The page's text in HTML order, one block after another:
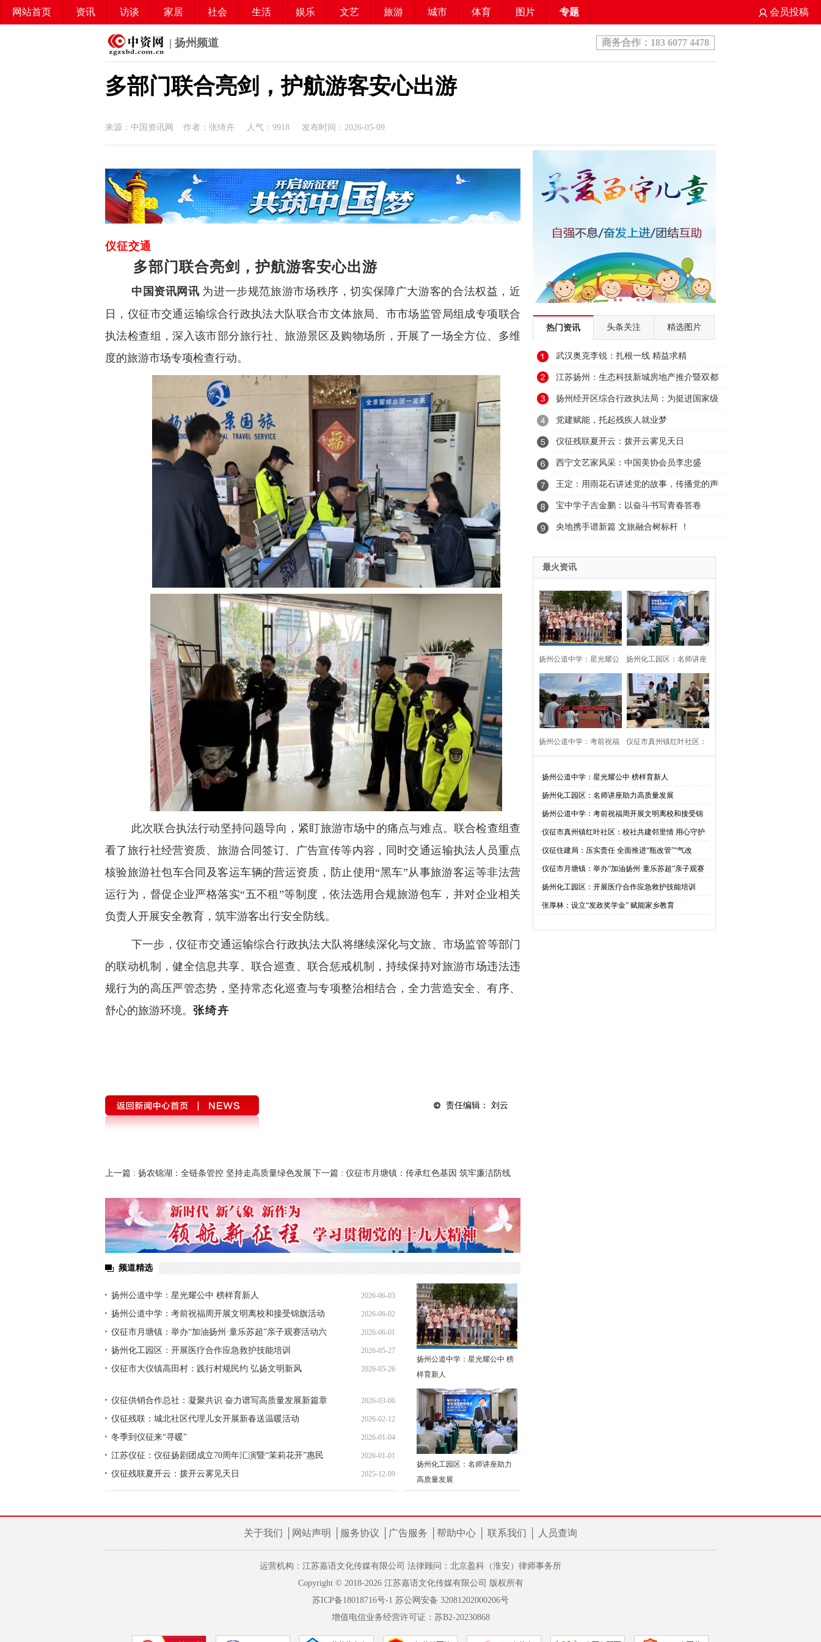
网站首页 资讯 访谈 家居 社会 生活 娱乐 文艺 旅游 城市 体育 图片 专题 会员投稿
| 扬州频道 商务合作：183 6077 4478
多部门联合亮剑，护航游客安心出游
来源：中国资讯网 作者：张绮卉 人气： 9918 发布时间：2026-05-09
仪征交通
多部门联合亮剑，护航游客安心出游
中国资讯网讯 为进一步规范旅游市场秩序，切实保障广大游客的合法权益，近
日，仪征市交通运输综合行政执法大队联合市文体旅局、市市场监管局组成专项联合
执法检查组，深入该市部分旅行社、旅游景区及购物场所，开展了一场全方位、多维
度的旅游市场专项检查行动。
此次联合执法行动坚持问题导向，紧盯旅游市场中的痛点与难点。联合检查组查
看了旅行社经营资质、旅游合同签订、广告宣传等内容，同时交通运输执法人员重点
核验旅游社包车合同及客运车辆的营运资质，防止使用“黑车”从事旅游客运等非法营
运行为，督促企业严格落实“五不租”等制度，依法选用合规旅游包车，并对企业相关
负责人开展安全教育，筑牢游客出行安全防线。
下一步，仪征市交通运输综合行政执法大队将继续深化与文旅、市场监管等部门
的联动机制，健全信息共享、联合巡查、联合惩戒机制，持续保持对旅游市场违法违
规行为的高压严管态势，坚持常态化巡查与专项整治相结合，全力营造安全、有序、
舒心的旅游环境。 张绮卉
责任编辑： 刘云
上一篇 : 扬农锦湖：全链条管控 坚持走高质量绿色发展
之路
下一篇 : 仪征市月塘镇：传承红色基因 筑牢廉洁防线
频道精选
扬州公道中学：星光耀公中 榜样育新人 2026-06-03
08:04:42
扬州公道中学：考前祝福周开展文明离校和接受锦旗活动 2026-06-02
07:49:14
仪征市月塘镇：举办“加油扬州·童乐苏超”亲子观赛活动六
一
2026-06-01
07:44:08
扬州化工园区：开展医疗合作应急救护技能培训 2026-05-27
07:43:13
仪征市大仪镇高田村：践行村规民约 弘扬文明新风 2026-05-26
仪征供销合作总社：凝聚共识 奋力谱写高质量发展新篇章 2026-03-06
10:11:04
仪征残联：城北社区代理儿女开展新春送温暖活动 2026-02-12
08:26:56
冬季到仪征来“寻暖” 2026-01-04
08:52:04
江苏仪征：仪征扬剧团成立70周年汇演暨“茉莉花开”惠民
戏剧周启动
2026-01-01
09:37:07
仪征残联夏开云：拨开云雾见天日 2025-12-09
08:11:23
扬州公道中学：星光耀公中 榜
样育新人
扬州化工园区：名师讲座助力
高质量发展
热门资讯 头条关注 精选图片
武汉奥克李锐：扎根一线 精益求精
江苏扬州：生态科技新城房地产推介暨双都
大厦招商会顺利举行
扬州经开区综合行政执法局：为挺进国家级
经开区50强贡献城管力量
党建赋能，托起残疾人就业梦
仪征残联夏开云：拨开云雾见天日
西宁文艺家风采：中国美协会员李忠盛
王定：用雨花石讲述党的故事，传播党的声
音
宝中学子吉金鹏：以奋斗书写青春答卷
央地携手谱新篇 文旅融合树标杆 ！
最火资讯
扬州公道中学：星光耀公
中 榜样育新人
扬州化工园区：名师讲座
助力高质量发展
扬州公道中学：考前祝福
旗活动
仪征市真州镇红叶社区：
伴成长
·扬州公道中学：星光耀公中 榜样育新人
·扬州化工园区：名师讲座助力高质量发展
·扬州公道中学：考前祝福周开展文明离校和接受锦
旗活动
·仪征市真州镇红叶社区：校社共建邻里情 用心守护
伴成长
·仪征住建局：压实责任 全面推进“瓶改管”“气改
电”工作
·仪征市月塘镇：举办“加油扬州·童乐苏超”亲子观赛
活动六一
·扬州化工园区：开展医疗合作应急救护技能培训
·张厚林：设立“发政奖学金” 赋能家乡教育
关于我们 网站声明 服务协议 广告服务 帮助中心 联系我们 人员查询
运营机构：江苏嘉语文化传媒有限公司 法律顾问：北京盈科（淮安）律师事务所
Copyright © 2018-2026 江苏嘉语文化传媒有限公司 版权所有
苏ICP备18018716号-1 苏公网安备 32081202000206号
增值电信业务经营许可证：苏B2-20230868